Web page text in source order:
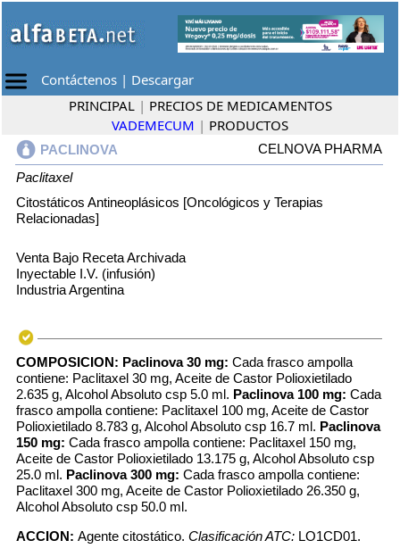
Contáctenos | Descargar
PRINCIPAL | PRECIOS DE MEDICAMENTOS
VADEMECUM | PRODUCTOS
PACLINOVA
CELNOVA PHARMA
Paclitaxel
Citostáticos Antineoplásicos [Oncológicos y Terapias
Relacionadas]
Venta Bajo Receta Archivada
Inyectable I.V. (infusión)
Industria Argentina
COMPOSICION: Paclinova 30 mg: Cada frasco ampolla
contiene: Paclitaxel 30 mg, Aceite de Castor Polioxietilado
2.635 g, Alcohol Absoluto csp 5.0 ml. Paclinova 100 mg: Cada
frasco ampolla contiene: Paclitaxel 100 mg, Aceite de Castor
Polioxietilado 8.783 g, Alcohol Absoluto csp 16.7 ml. Paclinova
150 mg: Cada frasco ampolla contiene: Paclitaxel 150 mg,
Aceite de Castor Polioxietilado 13.175 g, Alcohol Absoluto csp
25.0 ml. Paclinova 300 mg: Cada frasco ampolla contiene:
Paclitaxel 300 mg, Aceite de Castor Polioxietilado 26.350 g,
Alcohol Absoluto csp 50.0 ml.
ACCION: Agente citostático. Clasificación ATC: LO1CD01.